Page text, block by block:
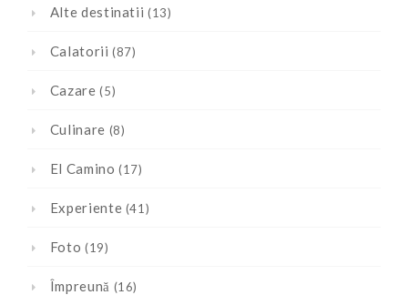
Alte destinatii (13)
Calatorii (87)
Cazare (5)
Culinare (8)
El Camino (17)
Experiente (41)
Foto (19)
Împreună (16)